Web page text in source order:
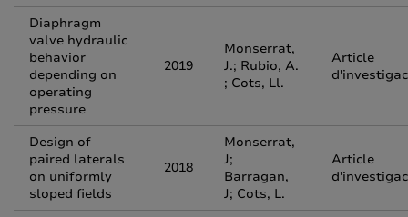
Diaphragm
valve hydraulic
behavior
depending on
operating
pressure
2019
Monserrat,
J.; Rubio, A.
; Cots, Ll.
Article
Design of
paired laterals
on uniformly
sloped fields
2018
Monserrat,
J;
Barragan,
J; Cots, L.
Article